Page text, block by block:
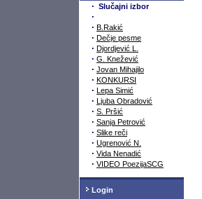
· Slučajni izbor
·
· B.Rakić
· Dečje pesme
· Djordjević L.
· G. Knežević
· Jovan Mihajilo
· KONKURSI
· Lepa Simić
· Ljuba Obradović
· S. Pršić
· Sanja Petrović
· Slike reči
· Ugrenović N.
· Vida Nenadić
· VIDEO PoezijaSCG
Login